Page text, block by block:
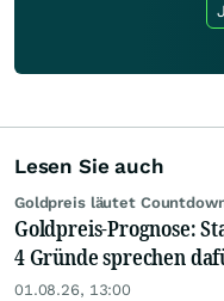
Lesen Sie auch
Goldpreis läutet
Goldpreis-Prognose:
4 Gründe sprechen
01.08.26, 13:00